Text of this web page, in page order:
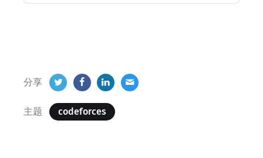
分享
主题 codeforces